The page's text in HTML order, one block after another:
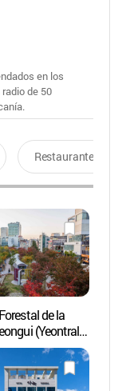
en los
de 50
Restaurantes
de la
(Yeontral
선숲길
크))